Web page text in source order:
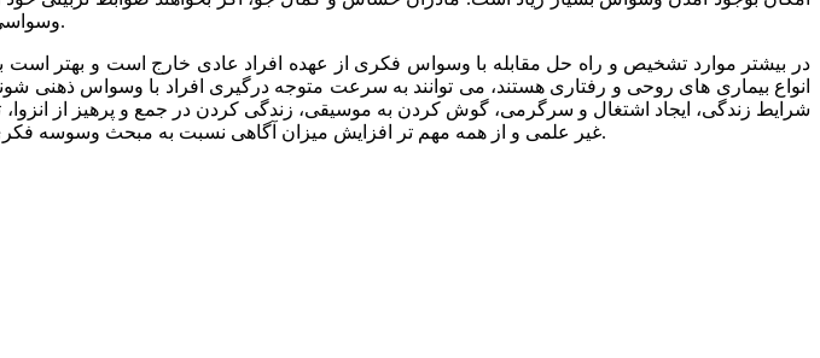
وسواسى شدن او فراهم کرده اند. از طرفی تربیت ‏خشک و مقرراتى پدران نیز در پیدایش این بیمارى مؤثر است.
در بیشتر موارد تشخیص و راه حل مقابله با وسواس فکری از عهده افراد عادی خارج است و بهتر
انواع بیماری های روحی و رفتاری هستند، می توانند به سرعت متوجه درگیری افراد با وسواس ذهنی
شرایط زندگى، ایجاد اشتغال و سرگرمى، گوش کردن به موسیقی، زندگى کردن در جمع و پرهیز از انزوا،
غیر علمی و از همه مهم تر افزایش میزان آگاهی نسبت به مبحث وسوسه فکری و رفتاری، می تواند به کمک روانشناس و روانکاو بیاید تا او مشکل وسوسه فکری فرد را بر طرف کند.